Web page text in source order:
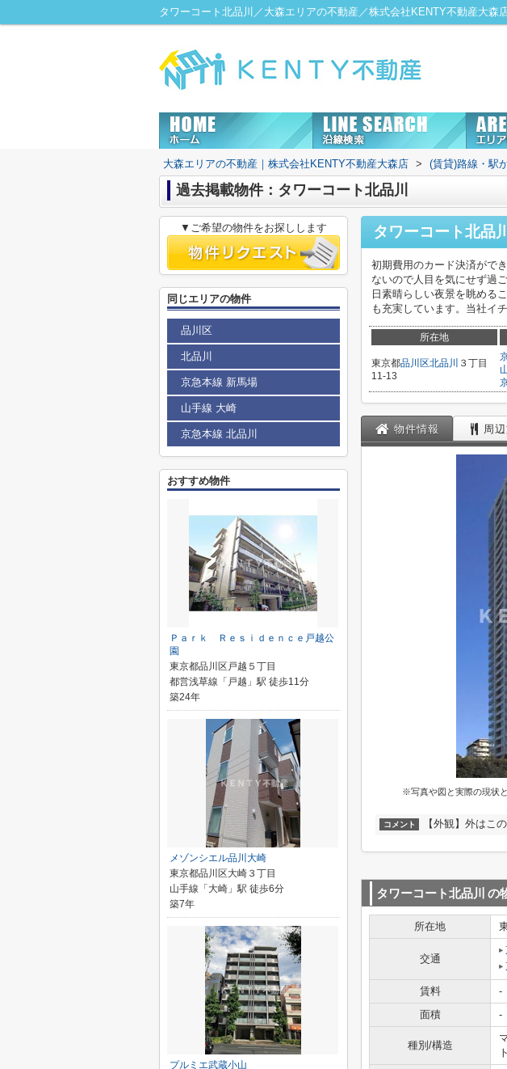
タワーコート北品川／大森エリアの不動産／株式会社KENTY不動産大森
大森エリアの不動産｜株式会社KENTY不動産大森店 > (賃貸)路線・駅
過去掲載物件：タワーコート北品川
タワーコート北品川
初期費用のカード決済がで
ないので人目を気にせず過
日素晴らしい夜景を眺める
も充実しています。当社イ
所在地
東京都品川区北品川 ３丁目
11-13
物件情報 周
※写真や図と実際の現状
コメント 【外観】外はこ
タワーコート北品川 の
所在地
交通
賃料 -
面積
-
種別/構造
ト
▼ご希望の物件をお探しします
同じエリアの物件
品川区
北品川
京急本線 新馬場
山手線 大崎
京急本線 北品川
おすすめ物件
Ｐａｒｋ Ｒｅｓｉｄｅｎｃｅ戸越公
園
東京都品川区戸越５丁目
都営浅草線「戸越」駅 徒歩11分
築24年
メゾンシエル品川大崎
東京都品川区大崎３丁目
山手線「大崎」駅 徒歩6分
築7年
プルミエ武蔵小山